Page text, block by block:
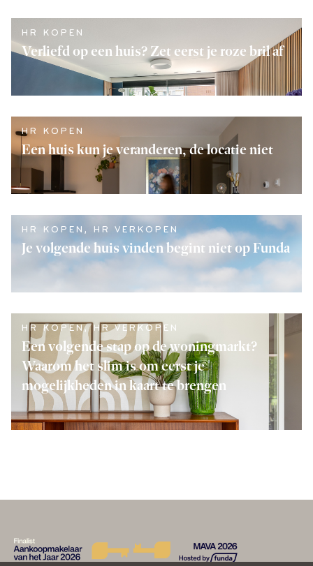
HR KOPEN
Verliefd op een huis? Zet eerst je roze bril af
HR KOPEN
Een huis kun je veranderen, de locatie niet
HR KOPEN , HR VERKOPEN
Je volgende huis vinden begint niet op Funda
HR KOPEN, HR VERKOPEN
Een volgende stap op de woningmarkt?
Waarom het slim is om eerst je
mogelijkheden in kaart te brengen